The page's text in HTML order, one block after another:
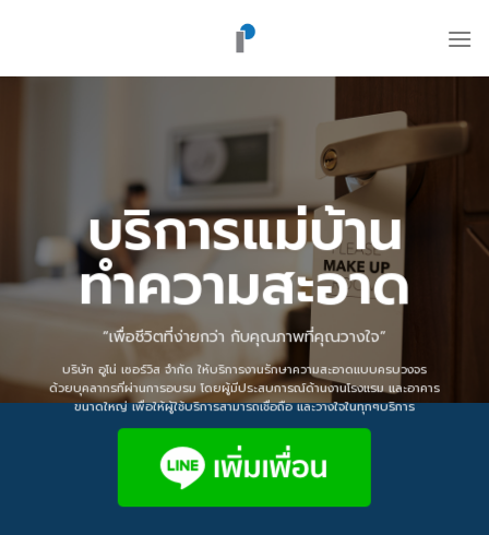
บริการแม่บ้าน
ทำความสะอาด
“เพื่อชีวิตที่ง่ายกว่า กับคุณภาพที่คุณวางใจ”
บริษัท อูโน่ เซอร์วิส จำกัด ให้บริการงานรักษาความสะอาดแบบครบวงจร
ด้วยบุคลากรที่ผ่านการอบรม โดยผู้มีประสบการณ์ด้านงานโรงแรม และอาคาร
ขนาดใหญ่ เพื่อให้ผู้ใช้บริการสามารถเชื่อถือ และวางใจในทุกๆบริการ